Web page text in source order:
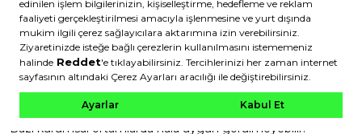
Crop top ofiste giyilir mi?
Modern iş ortamlarında crop top, doğru kombinle ofise
uyarlanabilir. Yüksek bel pantolon + basic crop top + blazer
kombinasyonu profesyonel ve şık bir görünüm sunar. Ancak
iş yerinizin kıyafet kurallarını kontrol etmenizde fayda var.
Bazı kurumsal ortamlarda hâlâ uygun görülmeyebilir.